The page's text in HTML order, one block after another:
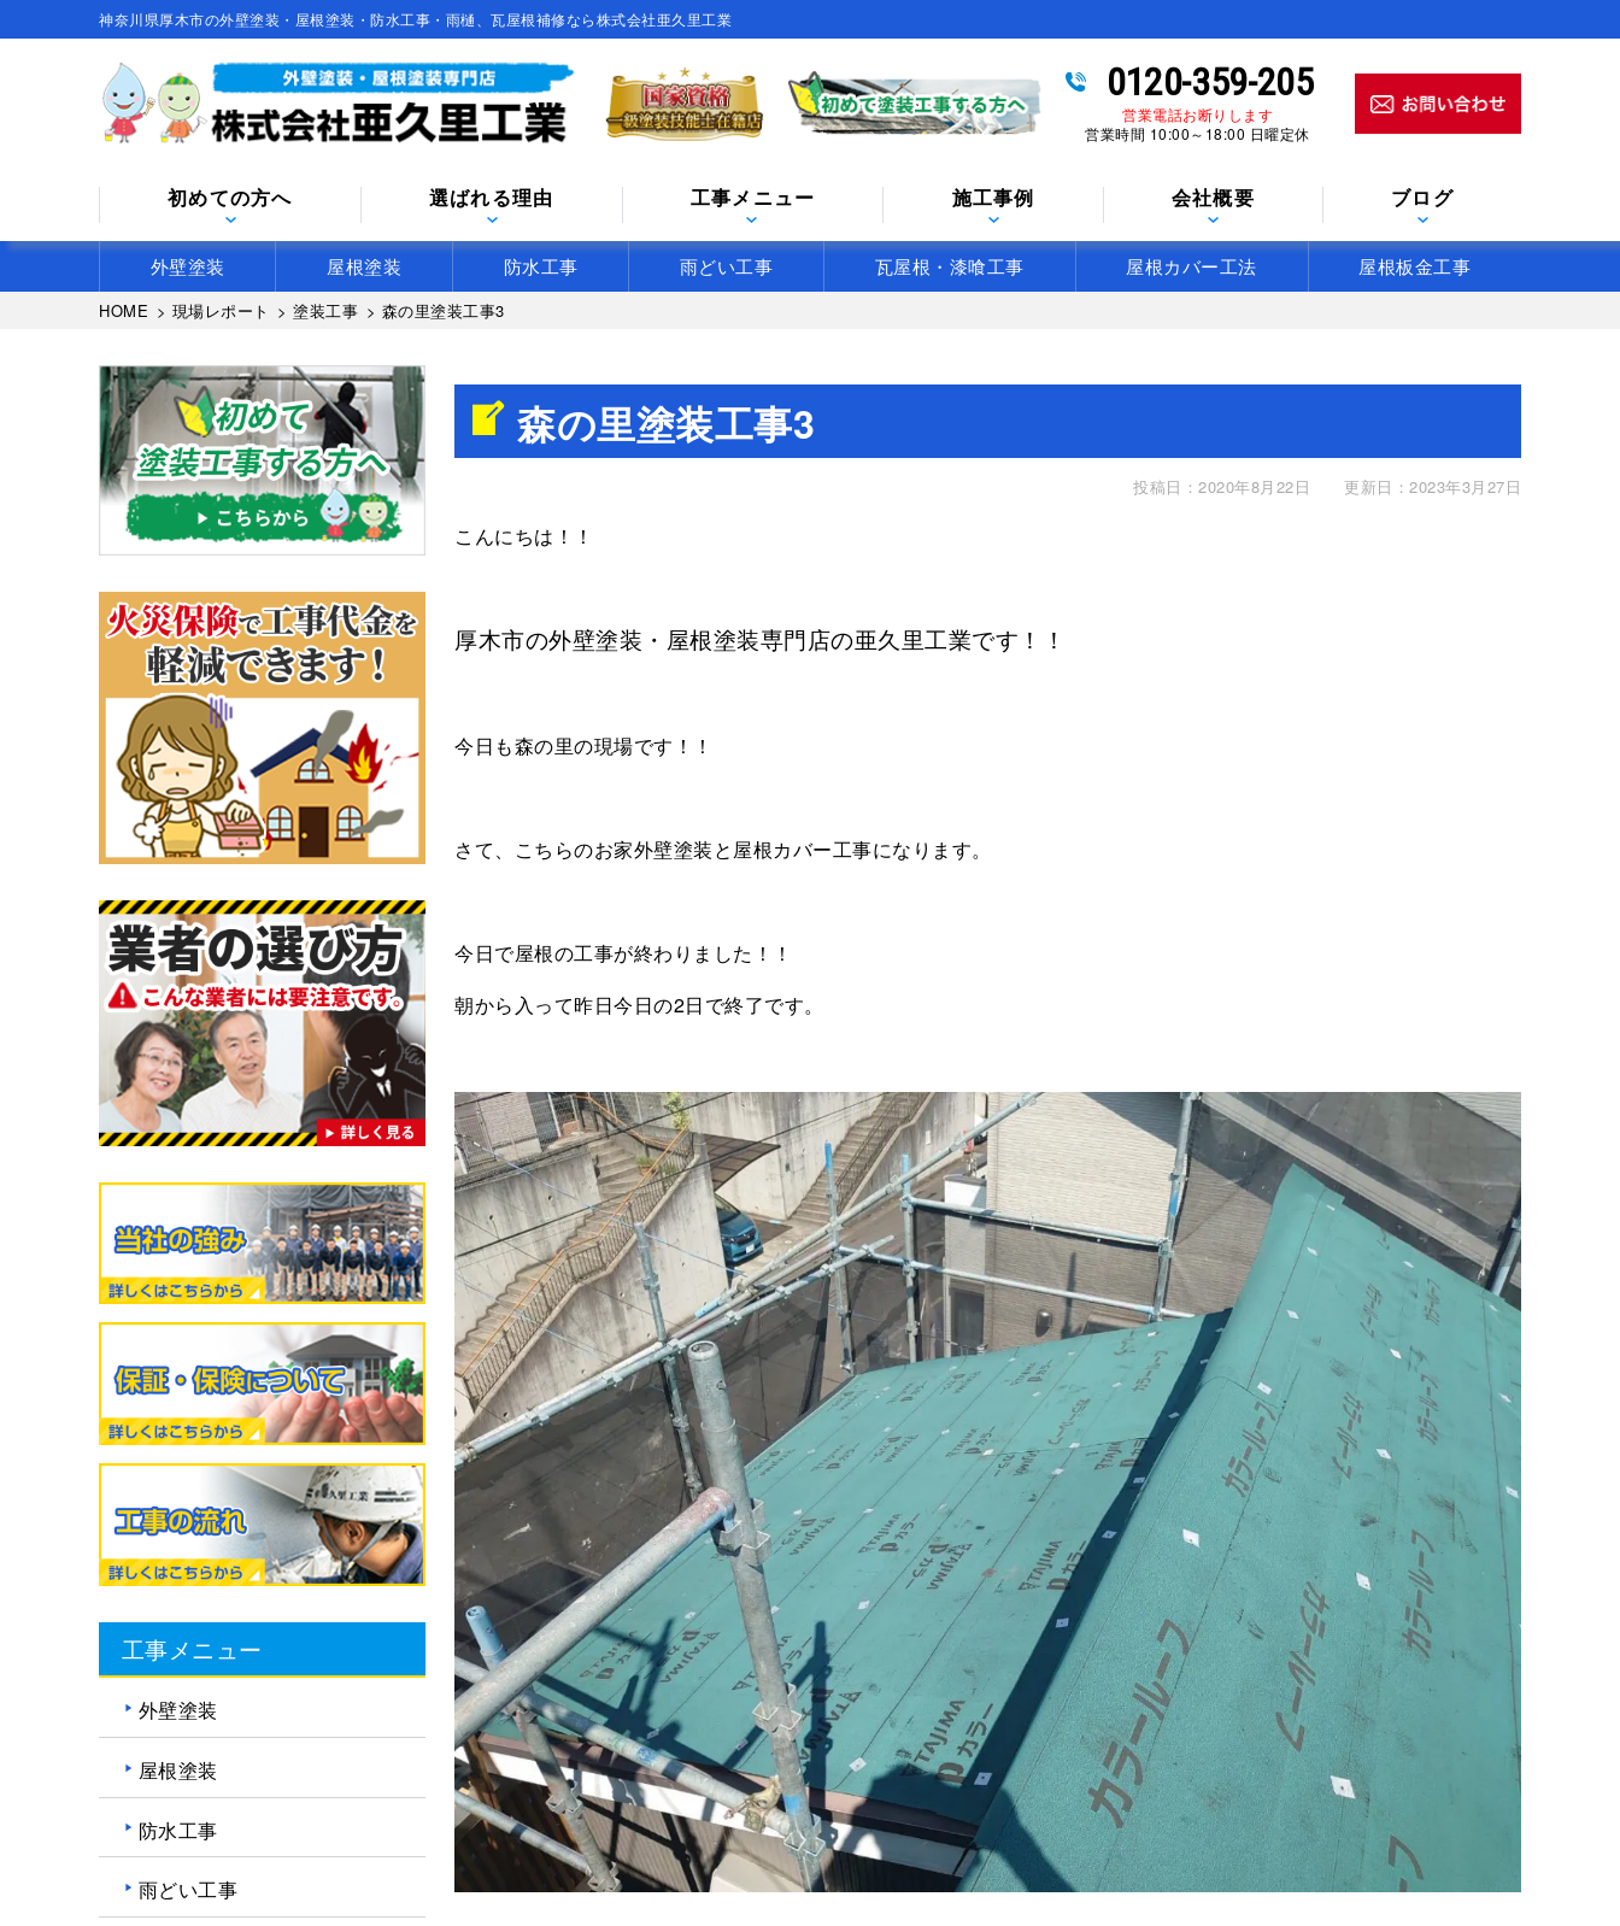
神奈川県厚木市の外壁塗装・屋根塗装・防水工事・雨樋、瓦屋根補修なら株式会社亜久里工業
0120-359-205
営業電話お断りします
営業時間 10:00～18:00 日曜定休
初めての方へ 選ばれる理由 工事メニュー 施工事例 会社概要 ブログ
外壁塗装 屋根塗装 防水工事 雨どい工事 瓦屋根・漆喰工事 屋根カバー工法 屋根板金工事
HOME > 現場レポート > 塗装工事 > 森の里塗装工事3
森の里塗装工事3
投稿日：2020年8月22日 更新日：2023年3月27日
こんにちは！！
厚木市の外壁塗装・屋根塗装専門店の亜久里工業です！！
今日も森の里の現場です！！
さて、こちらのお家外壁塗装と屋根カバー工事になります。
今日で屋根の工事が終わりました！！
朝から入って昨日今日の2日で終了です。
工事メニュー
外壁塗装
屋根塗装
防水工事
雨どい工事